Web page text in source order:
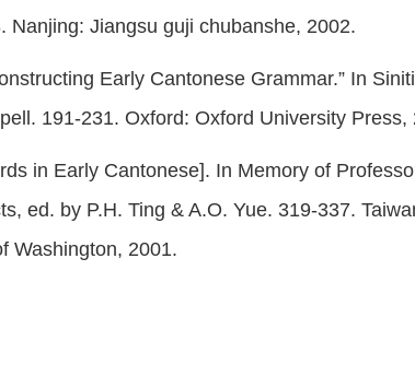
Nanjing: Jiangsu guji chubanshe, 2002.
Early Cantonese Grammar.” In
191-231. Oxford: Oxford University Press,
in Early Cantonese]. In Memory of
ed. by P.H. Ting & A.O. Yue. 319-337.
Washington, 2001.